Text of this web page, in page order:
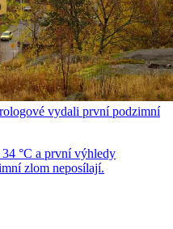
vydali první podzimní
°C a první výhledy
zlom neposílají.